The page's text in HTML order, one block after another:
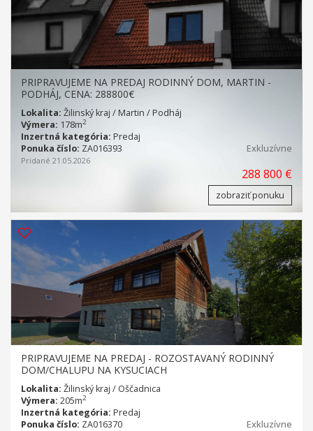
PRIPRAVUJEME NA PREDAJ RODINNÝ DOM, MARTIN -
PODHÁJ, CENA: 288800€
Lokalita: Žilinský kraj / Martin / Podháj
Výmera: 178m2
Inzertná kategória: Predaj
Ponuka číslo: ZA016393 Exkluzívne
Pridané 21.05.2026
288 800 €
zobraziť ponuku
PRIPRAVUJEME NA PREDAJ - ROZOSTAVANÝ RODINNÝ
DOM/CHALUPU NA KYSUCIACH
Lokalita: Žilinský kraj / Oščadnica
Výmera: 205m2
Inzertná kategória: Predaj
Ponuka číslo: ZA016370 Exkluzívne